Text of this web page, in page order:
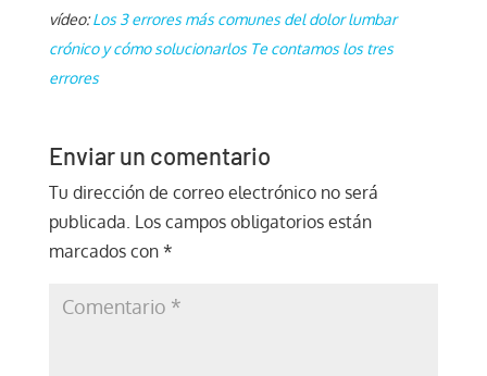
vídeo:Los 3 errores más comunes del dolor lumbar
crónico y cómo solucionarlos Te contamos los tres
errores
Enviar un comentario
Tu dirección de correo electrónico no será
publicada. Los campos obligatorios están
marcados con *